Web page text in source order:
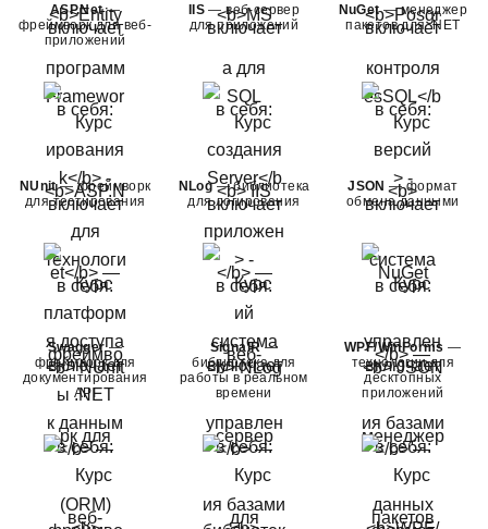
ASP.Net—
фреймворк для веб-
приложений
IIS— веб-сервер
для приложений
NuGet— менеджер
пакетов для .NET
NUnit— фреймворк
для тестирования
NLog— библиотека
для логирования
JSON— формат
обмена данными
Swagger—
фреймворк для
документирования
API
SignalR—
библиотека для
работы в реальном
времени
WPF/WinForms —
технологии для
десктопных
приложений